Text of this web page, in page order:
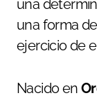
una
una forma
ejercicio de
Nacido en